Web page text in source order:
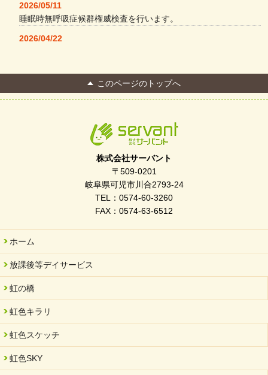
2026/05/11
睡眠時無呼吸症候群権威検査を行います。
2026/04/22
FC Bombonera 岐阜県No.1
令和7年度 岐阜県スポーツ賞「FC Bombonera」
岐阜県「働いてもらい方改革」優良事例集に掲載されました
2025/06/10
未来会議 in 可児市 「斉藤まさゆき」
2025/05/07
2025年6月中旬 OPEN 放課後等デイサービス「Fc Bombo
2025/03/01
餅つき大会を開催しました
このページのトップへ
株式会社サーバント
〒509-0201
岐阜県可児市川合2793-24
TEL：0574-60-3260
FAX：0574-63-6512
ホーム
放課後等デイサービス
虹の橋
虹色キラリ
虹色スケッチ
虹色SKY